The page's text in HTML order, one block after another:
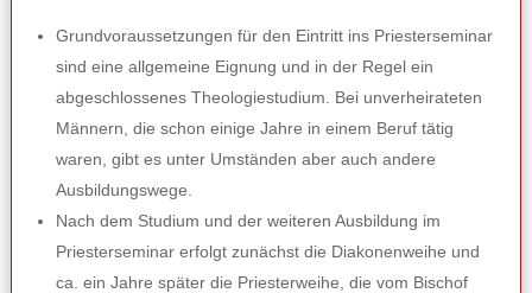
Grundvoraussetzungen für den Eintritt ins Priesterseminar
sind eine allgemeine Eignung und in der Regel ein
abgeschlossenes Theologiestudium. Bei unverheirateten
Männern, die schon einige Jahre in einem Beruf tätig
waren, gibt es unter Umständen aber auch andere
Ausbildungswege.
Nach dem Studium und der weiteren Ausbildung im
Priesterseminar erfolgt zunächst die Diakonenweihe und
ca. ein Jahre später die Priesterweihe, die vom Bischof